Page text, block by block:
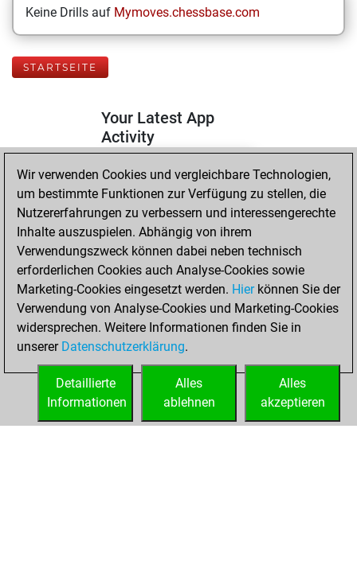
Keine Drills auf Mymoves.chessbase.com
STARTSEITE
Your Latest App
Activity
Today
#3845 in Studies
solving
Studies
Freitag, Juli 16,
2021
You created
your Studies account
Studies
Wir verwenden Cookies und vergleichbare Technologien,
um bestimmte Funktionen zur Verfügung zu stellen, die
Nutzererfahrungen zu verbessern und interessengerechte
Inhalte auszuspielen. Abhängig von ihrem
Verwendungszweck können dabei neben technisch
erforderlichen Cookies auch Analyse-Cookies sowie
Marketing-Cookies eingesetzt werden. Hierkönnen Sie der
Verwendung von Analyse-Cookies und Marketing-Cookies
widersprechen. Weitere Informationen finden Sie in
unserer Datenschutzerklärung.
Alles
akzeptieren
Alles
ablehnen
Detaillierte
Informationen